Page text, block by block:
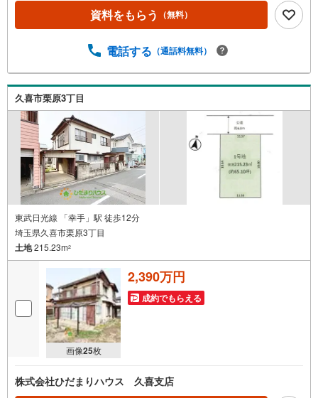
資料をもらう （無料）
電話する （通話料無料）
久喜市栗原3丁目
東武日光線 「幸手」駅 徒歩12分
埼玉県久喜市栗原3丁目
土地215.23m2
画像25枚
2,390万円
成約でもらえる
株式会社ひだまりハウス 久喜支店